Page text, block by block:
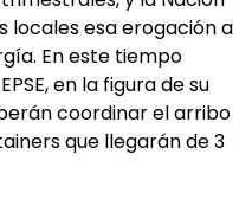
locales esa erogación a
En este tiempo
en la figura de su
coordinar el arribo
que llegarán de 3